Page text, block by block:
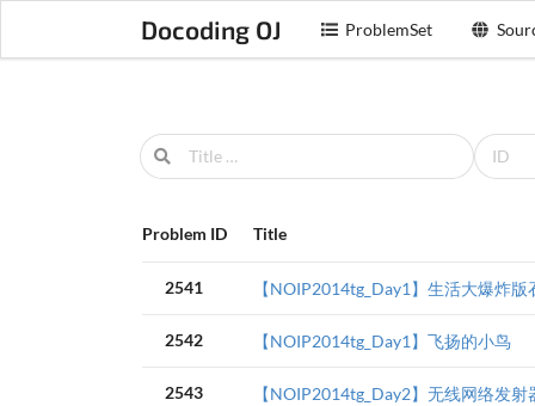
Docoding OJ ProblemSet
Problem ID Title
2541 【NOIP2014tg_Day1】生活大爆炸版
2542 【NOIP2014tg_Day1】飞扬的小鸟
2543 【NOIP2014tg_Day2】无线网络发射